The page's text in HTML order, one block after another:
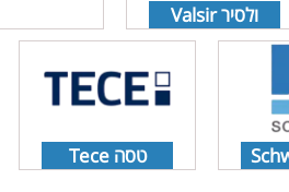
ולסיר Valsir
טסה Tece